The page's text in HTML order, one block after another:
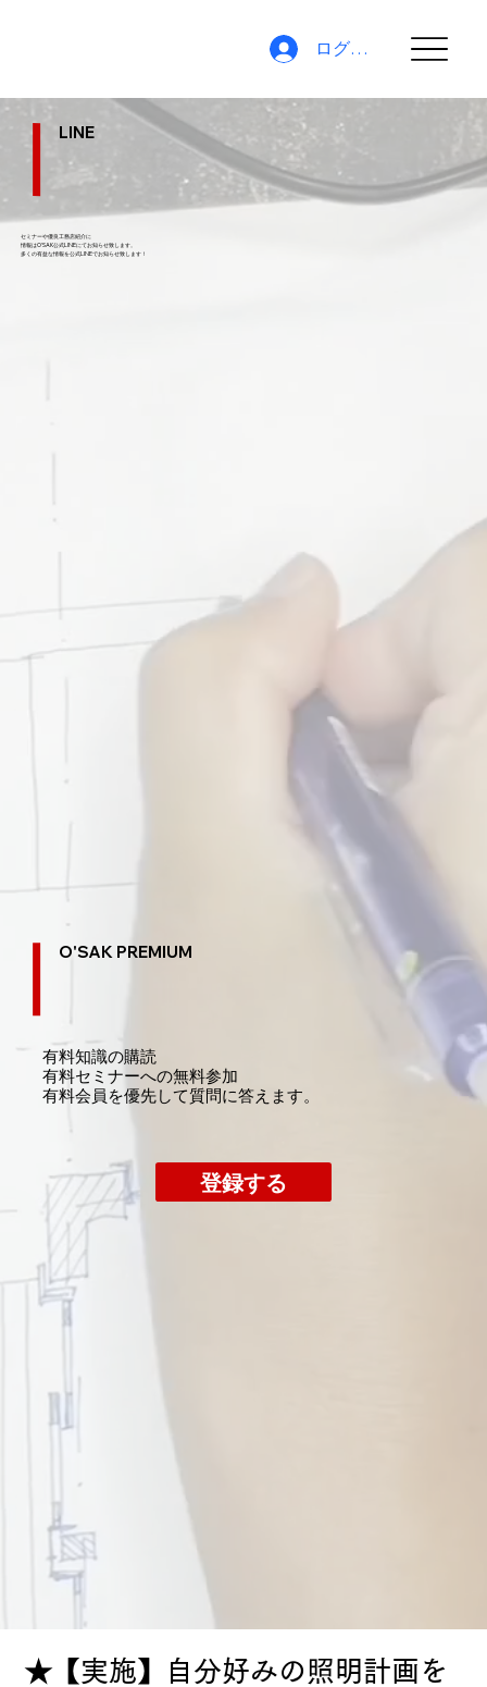
ログイン
★【実施】自分好みの照明計画を
LINE
セミナーや優良工務店紹介に
情報はO'SAK公式LINEにてお知らせ致します。
​多くの有益な情報を公式LINEでお知らせ致します！
O'SAK PREMIUM
有料知識の購読
​有料セミナーへの無料参加
​有料会員を優先して質問に答えます。
登録する